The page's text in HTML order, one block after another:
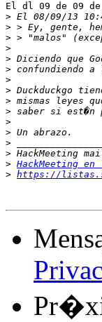
El dl 09 de 09
> El 08/09/13
>
>
>
>
>
>
>
>
>
>
>
>
>
> HackMeeting
> https://